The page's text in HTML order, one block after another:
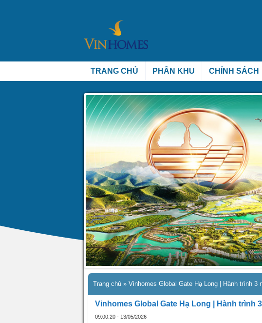
TRANG CHỦ PHÂN KHU CHÍNH SÁCH
Trang chủ » Vinhomes Global Gate Hạ Long | Hành trình
Vinhomes Global Gate Hạ Long | Hành trình
09:00:20 - 13/05/2026